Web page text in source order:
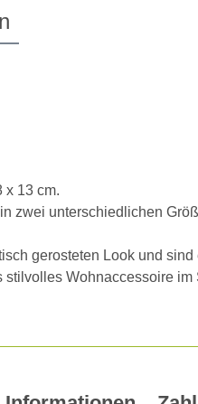
x 13 cm.
zwei unterschiedlichen
gerosteten Look und
Wohnaccessoire